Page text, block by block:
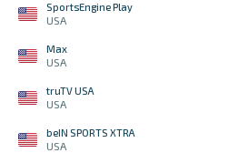
SportsEngine Play
USA
Max
USA
truTV USA
USA
beIN SPORTS XTRA
USA